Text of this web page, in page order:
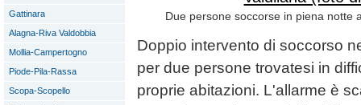
Gattinara
Alagna-Riva Valdobbia
Mollia-Campertogno
Piode-Pila-Rassa
Scopa-Scopello
Due persone soccorse in piena notte
Doppio intervento di soccorso
per due persone trovatesi in
proprie abitazioni. L'allarme è